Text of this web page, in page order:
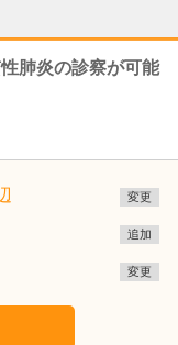
肺炎の診察が可能
変更
追加
変更